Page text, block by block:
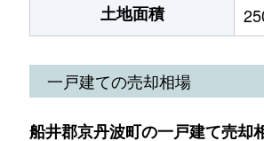
土地面積
一戸建ての売却相場
船井郡京丹波町の一戸建て売却